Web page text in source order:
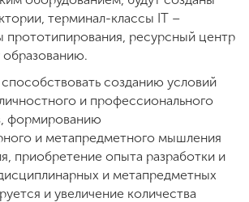
терминал-классы IT –
прототипирования, ресурсный центр
созданию условий
и профессионального
формированию
и метапредметного мышления
приобретение опыта разработки и
и метапредметных
и увеличение количества